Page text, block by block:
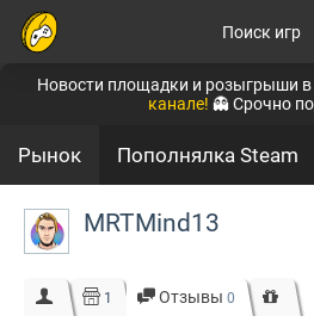
Поиск игр
Новости площадки и розыгрыши
канале! 👻 Срочно
Рынок Пополнялка Steam
MRTMind13
1 Отзывы 0